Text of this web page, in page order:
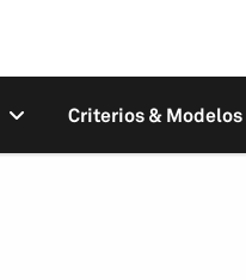
Criterios & Modelos